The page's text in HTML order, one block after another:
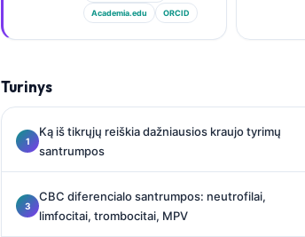
Academia.edu ORCID
Turinys
Ką iš tikrųjų reiškia dažniausios kraujo tyrimų
santrumpos
CBC diferencialo santrumpos: neutrofilai,
limfocitai, trombocitai, MPV